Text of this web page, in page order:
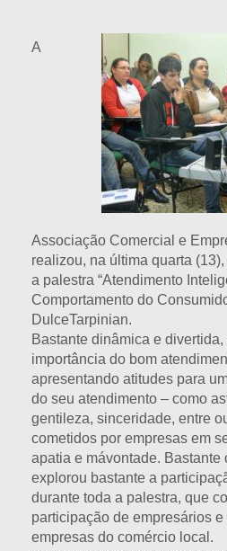
A
Associação Comercial e
realizou, na última quarta
a palestra “Atendimento
Comportamento do
DulceTarpinian.
Bastante dinâmica e
importância do bom
apresentando atitudes para
do seu atendimento – como
gentileza, sinceridade, entre
cometidos por empresas em
apatia e mávontade. Bastante
explorou bastante a
durante toda a palestra, que
participação de empresários
empresas do comércio local.